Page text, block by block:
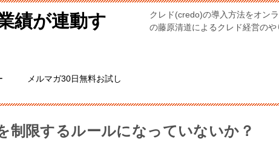
績が連動す
クレド(credo)の導入方法をオン
の藤原清道によるクレド経営の
メルマガ30日無料お試し
制限するルールになっていないか？